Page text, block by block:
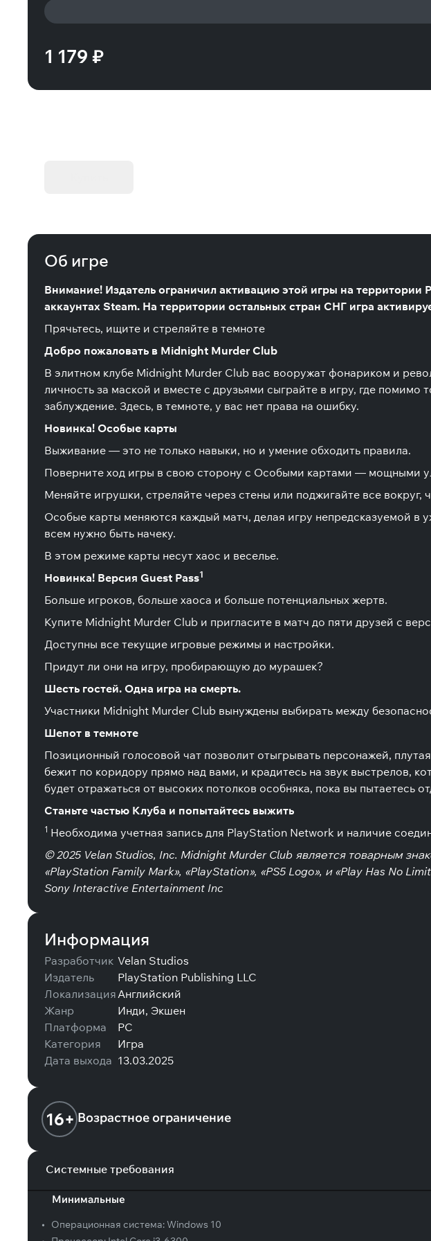
1 179 ₽
Об игре
Внимание! Издатель ограничил активацию этой игры на территории
аккаунтах Steam. На территории остальных стран СНГ игра
Прячьтесь, ищите и стреляйте в темноте
Добро пожаловать в Midnight Murder Club
В элитном клубе Midnight Murder Club вас вооружат фонариком и
личность за маской и вместе с друзьями сыграйте в игру, где
заблуждение. Здесь, в темноте, у вас нет права на ошибку.
Новинка! Особые карты
Выживание — это не только навыки, но и умение обходить правила.
Поверните ход игры в свою сторону с Особыми картами — мощными
Меняйте игрушки, стреляйте через стены или поджигайте все вокруг,
Особые карты меняются каждый матч, делая игру непредсказуемой
всем нужно быть начеку.
В этом режиме карты несут хаос и веселье.
Новинка! Версия Guest Pass1
Больше игроков, больше хаоса и больше потенциальных жертв.
Купите Midnight Murder Club и пригласите в матч до пяти друзей с
Доступны все текущие игровые режимы и настройки.
Придут ли они на игру, пробирающую до мурашек?
Шесть гостей. Одна игра на смерть.
Участники Midnight Murder Club вынуждены выбирать между
Шепот в темноте
Позиционный голосовой чат позволит отыгрывать персонажей,
бежит по коридору прямо над вами, и крадитесь на звук выстрелов,
будет отражаться от высоких потолков особняка, пока вы пытаетесь
Станьте частью Клуба и попытайтесь выжить
1 Необходима учетная запись для PlayStation Network и наличие
© 2025 Velan Studios, Inc. Midnight Murder Club является товарным
«PlayStation Family Mark», «PlayStation», «PS5 Logo», и «Play Has No
Sony Interactive Entertainment Inc
Информация
Разработчик Velan Studios
Издатель
PlayStation Publishing LLC
ЛокализацияАнглийский
Жанр
Инди, Экшен
Платформа
PC
Категория
Игра
Дата выхода 13.03.2025
16+ Возрастное ограничение
Системные требования
Минимальные
• Операционная система:Windows 10